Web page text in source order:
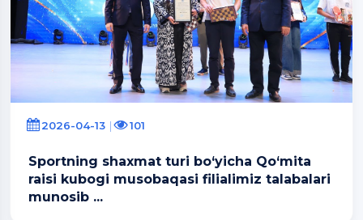
2026-04-13 101
Sportning shaxmat turi bo‘yicha Qo‘mita
raisi kubogi musobaqasi filialimiz talabalari
munosib ...